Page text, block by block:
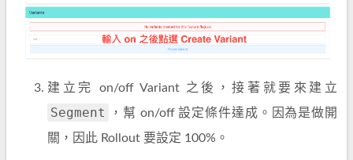
建立完 on/off Variant 之後，接著就要來建立
Segment
，幫 on/off 設定條件達成。因為是做開
關，因此 Rollout 要設定 100%。